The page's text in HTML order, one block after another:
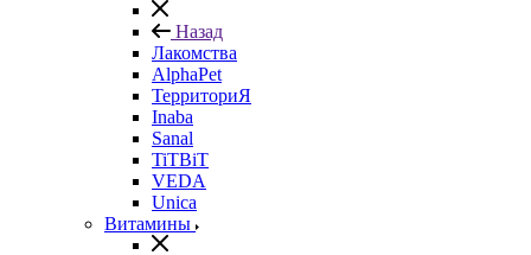
Назад
Лакомства
AlphaPet
ТерриториЯ
Inaba
Sanal
TiTBiT
VEDA
Unica
Витамины